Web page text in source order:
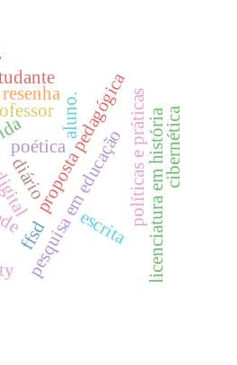
proposta pedagógica
pesquisa em educação
escrita
poética políticas e práticas
ffsd licenciatura em história
aluno.
resenha
diário cibernética